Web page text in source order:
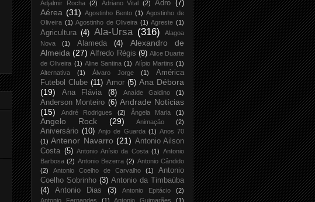
Adjalmir Rocha (2) Adriano Vital (2) Adro (7)
Aérea (31) Agostinho Bento (1) Agostinho de
Oliveira (1) Agostinho de Oliveira (1) Agreste (1)
Agricultura (4) Ala-Ursa (316)
Alagoa
Nova
(1) Alameda (4)
Alexandro de
Almeida (27) Alfredo Régis (9) Alice Duarte
de Oliveira (1) Aline Santina (1) Alípio Martins (1)
Alternativa
(1) Álvaro Jorge (1)
América
Futebol Clube (11) Amor (5) Ana Débora
(19)
Ana Flávia (8) Anaíde Galdino (1)
Anderson Monteiro (6) Andrade Notícias
(15)
André Rodrigues (2) Ângela Maria (1)
Angelo Rock (29) Animação (2)
Aniversário (10) Anjo de Guarda (1) Anos 70
(1) Antenor Navarro (21) Antonio Ailson
Costa (5) Antonio Anísio da Costa (1) Antonio
Barbosa (2) Antonio Bezerra (2) Antonio Cândido
(2)
Antonio Coelho de Carvalho (1)
Antonio
Coelho Sobrinho (3) Antonio da Timbaúba
(4)
Antonio Dias (3) Antonio Epitácio
(2)
Antonio Fernandes
(1) Antonio Guimarães
(1)